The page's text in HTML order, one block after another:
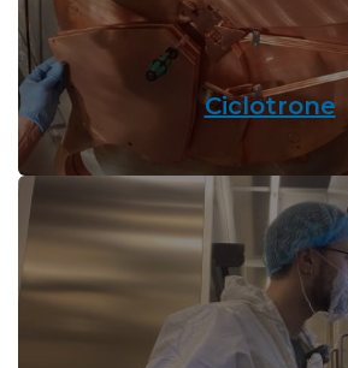
Ciclotrone